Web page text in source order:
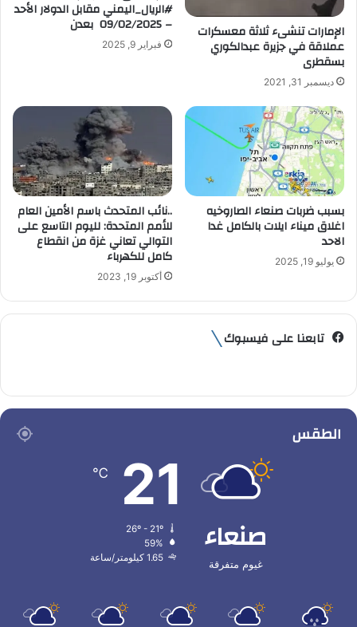
و
ن
ي
الإمارات تنشىء ثلاثة معسكرات
عملاقة في جزيرة عبدالكوري
بسقطرى
ديسمبر 31, 2021
#الريال_اليمني مقابل الدولار الأحد
– 09/02/2025 بعدن
فبراير 9, 2025
بسبب ضربات صنعاء الصاروخيه
اغلاق ميناء ايلات بالكامل غدا
الاحد
يوليو 19, 2025
..نائب المتحدث باسم الأمين العام
للأمم المتحدة: لليوم التاسع على
التوالي تعاني غزة من انقطاع
كامل للكهرباء
أكتوبر 19, 2023
تابعنا على فيسبوك
الطقس
صنعاء
غيوم متفرقة
21
℃
59%
1.65 كيلومتر/ساعة